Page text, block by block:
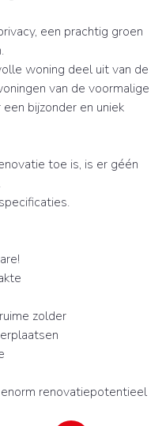
een prachtig groen
woning deel uit van de
van de voormalige
bijzonder en uniek
toe is, is er géén
zolder
renovatiepotentieel